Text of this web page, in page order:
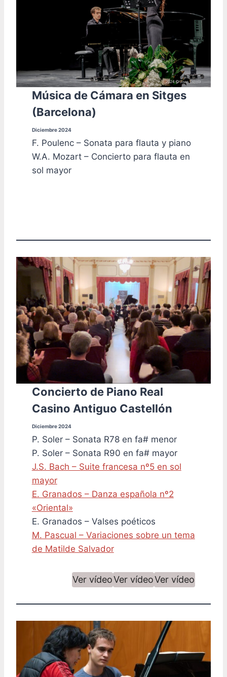
Música de Cámara en Sitges
(Barcelona)
Diciembre 2024
F. Poulenc – Sonata para flauta y piano
W.A. Mozart – Concierto para flauta en
sol mayor
Concierto de Piano Real
Casino Antiguo Castellón
Diciembre 2024
P. Soler – Sonata R78 en fa# menor
P. Soler – Sonata R90 en fa# mayor
J.S. Bach – Suite francesa nº5 en sol
mayor
E. Granados – Danza española nº2
«Oriental»
E. Granados – Valses poéticos
M. Pascual – Variaciones sobre un tema
de Matilde Salvador
Ver vídeoVer vídeoVer vídeo